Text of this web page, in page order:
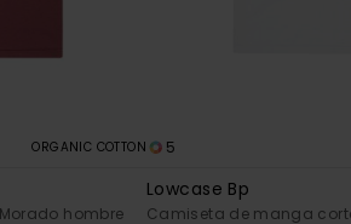
ORGANIC COTTON
hombre
5
Lowcase Bp
Camiseta de manga